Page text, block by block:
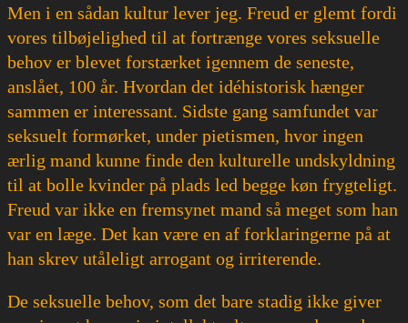
Men i en sådan kultur lever jeg. Freud er glemt fordi
vores tilbøjelighed til at fortrænge vores seksuelle
behov er blevet forstærket igennem de seneste,
anslået, 100 år. Hvordan det idéhistorisk hænger
sammen er interessant. Sidste gang samfundet var
seksuelt formørket, under pietismen, hvor ingen
ærlig mand kunne finde den kulturelle undskyldning
til at bolle kvinder på plads led begge køn frygteligt.
Freud var ikke en fremsynet mand så meget som han
var en læge. Det kan være en af forklaringerne på at
han skrev utåleligt arrogant og irriterende.
De seksuelle behov, som det bare stadig ikke giver